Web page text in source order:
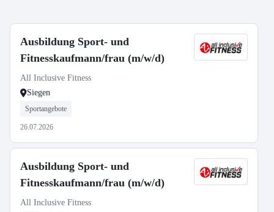
Ausbildung Sport- und
Fitnesskaufmann/frau (m/w/d)
All Inclusive Fitness
Siegen
Sportangebote
26.07.2026
Ausbildung Sport- und
Fitnesskaufmann/frau (m/w/d)
All Inclusive Fitness